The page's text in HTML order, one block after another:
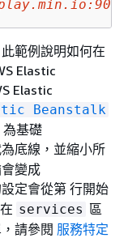
範例說明如何在
Elastic
Elastic
Beanstalk
為基礎
底線，並縮小所
變成
定會從第 行開始
services 區
請參閱 服務特定